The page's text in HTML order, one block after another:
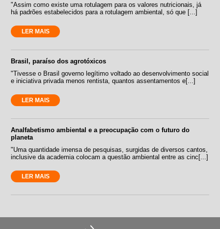
"Assim como existe uma rotulagem para os valores nutricionais, já
há padrões estabelecidos para a rotulagem ambiental, só que [...]
LER MAIS
Brasil, paraíso dos agrotóxicos
"Tivesse o Brasil governo legítimo voltado ao desenvolvimento social
e iniciativa privada menos rentista, quantos assentamentos e[...]
LER MAIS
Analfabetismo ambiental e a preocupação com o futuro do
planeta
"Uma quantidade imensa de pesquisas, surgidas de diversos cantos,
inclusive da academia colocam a questão ambiental entre as cinc[...]
LER MAIS